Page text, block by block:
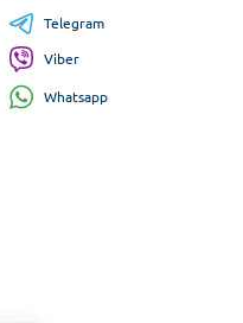
Telegram
Viber
Whatsapp